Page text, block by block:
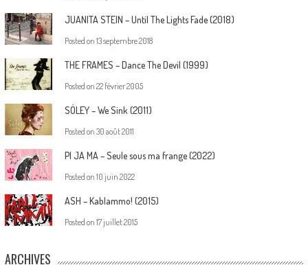
JUANITA STEIN – Until The Lights Fade (2018)
Posted on 13 septembre 2018
THE FRAMES – Dance The Devil (1999)
Posted on 22 février 2005
SÓLEY – We Sink (2011)
Posted on 30 août 2011
PI JA MA – Seule sous ma frange (2022)
Posted on 10 juin 2022
ASH – Kablammo! (2015)
Posted on 17 juillet 2015
ARCHIVES